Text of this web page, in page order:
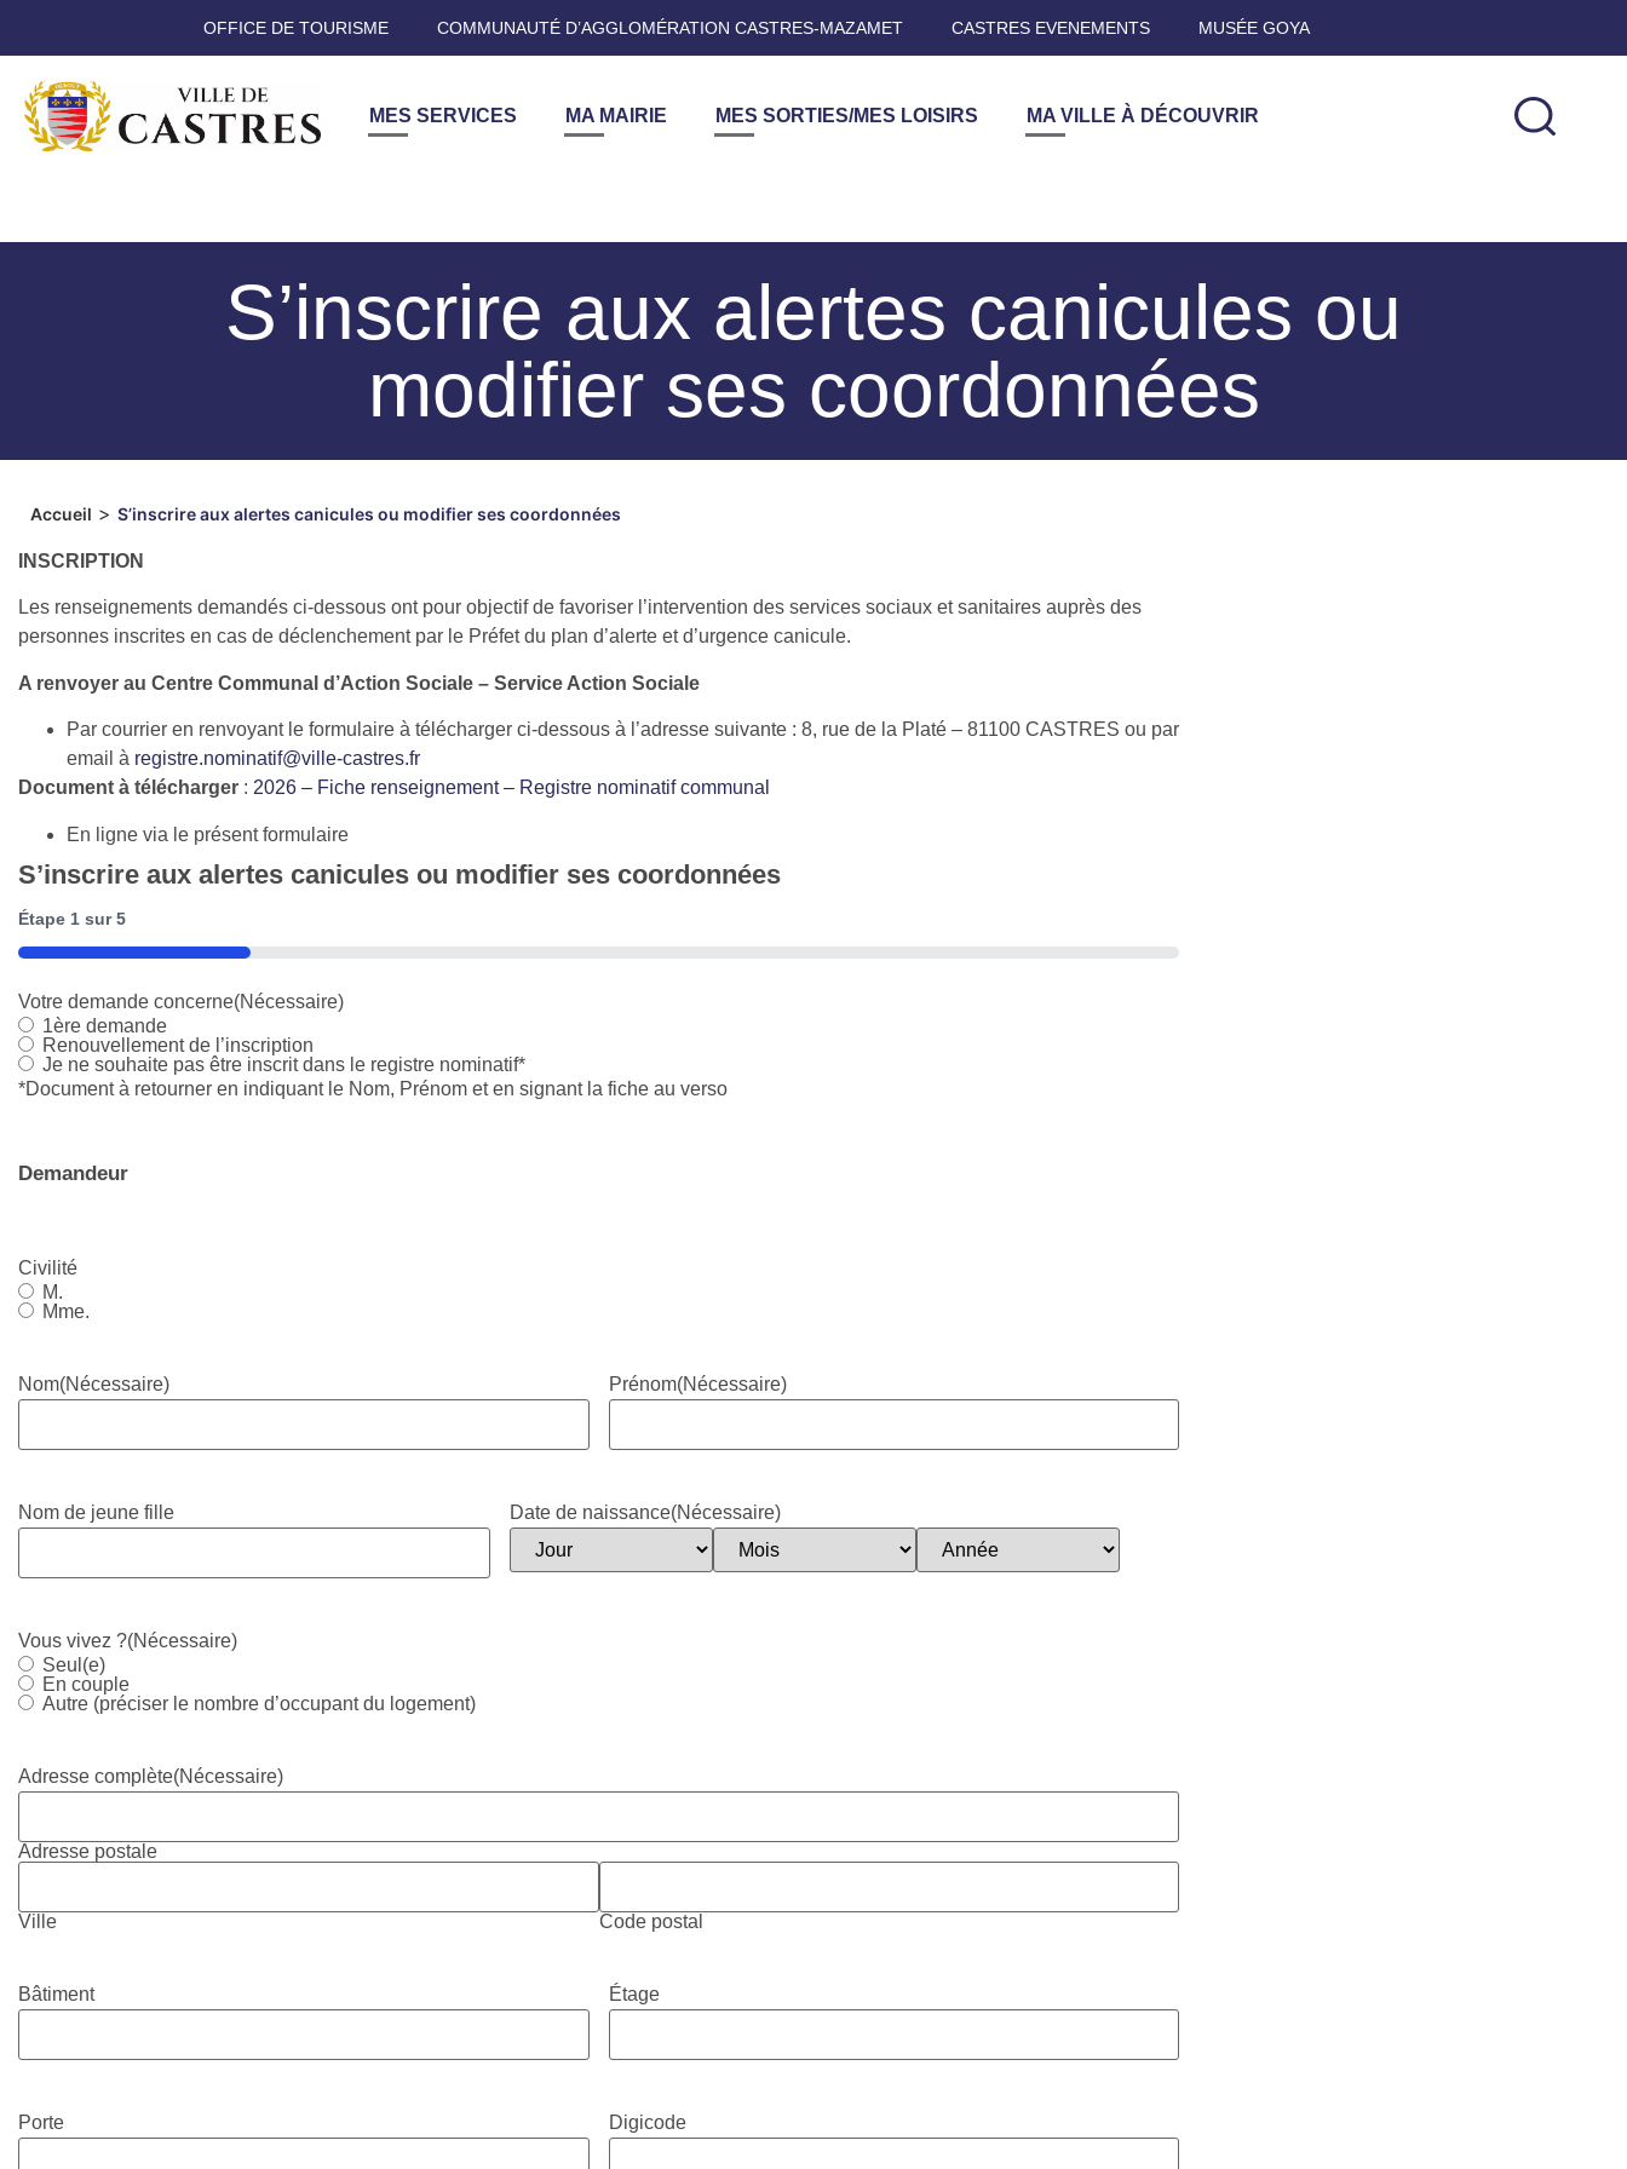
OFFICE DE TOURISME COMMUNAUTÉ D’AGGLOMÉRATION CASTRES-MAZAMET CASTRES EVENEMENTS MUSÉE GOYA
MES SERVICES MA MAIRIE MES SORTIES/MES LOISIRS MA VILLE À DÉCOUVRIR
S’inscrire aux alertes canicules ou
modifier ses coordonnées
Accueil > S’inscrire aux alertes canicules ou modifier ses coordonnées
INSCRIPTION
Les renseignements demandés ci-dessous ont pour objectif de favoriser l’intervention des services sociaux et sanitaires auprès des
personnes inscrites en cas de déclenchement par le Préfet du plan d’alerte et d’urgence canicule.
A renvoyer au Centre Communal d’Action Sociale – Service Action Sociale
Par courrier en renvoyant le formulaire à télécharger ci-dessous à l’adresse suivante : 8, rue de la Platé – 81100 CASTRES ou par
email à registre.nominatif@ville-castres.fr
Document à télécharger : 2026 – Fiche renseignement – Registre nominatif communal
En ligne via le présent formulaire
S’inscrire aux alertes canicules ou modifier ses coordonnées
Étape 1 sur5
20%
Votre demande concerne(Nécessaire)
1ère demande
Renouvellement de l’inscription
Je ne souhaite pas être inscrit dans le registre nominatif*
*Document à retourner en indiquant le Nom, Prénom et en signant la fiche au verso
Demandeur
Civilité
M.
Mme.
Nom(Nécessaire) Prénom(Nécessaire)
Nom de jeune fille Date de naissance(Nécessaire)
Vous vivez ?(Nécessaire)
Seul(e)
En couple
Autre (préciser le nombre d’occupant du logement)
Adresse complète(Nécessaire)
Adresse postale
Ville Code postal
Bâtiment Étage
Porte Digicode